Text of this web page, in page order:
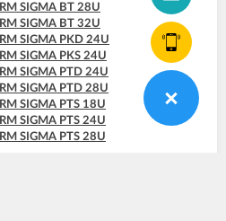
SIGMA BT 28U
SIGMA BT 32U
SIGMA PKD 24U
SIGMA PKS 24U
SIGMA PTD 24U
SIGMA PTD 28U
SIGMA PTS 18U
SIGMA PTS 24U
SIGMA PTS 28U